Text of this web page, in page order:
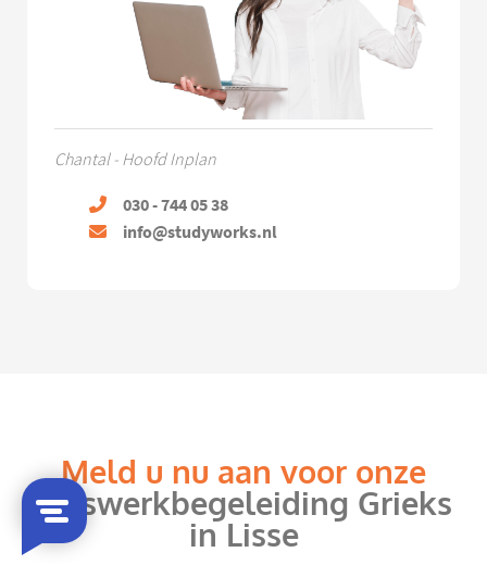
Chantal - Hoofd Inplan
030 - 744 05 38
info@studyworks.nl
Meld u nu aan voor onze
huiswerkbegeleiding Grieks
in Lisse